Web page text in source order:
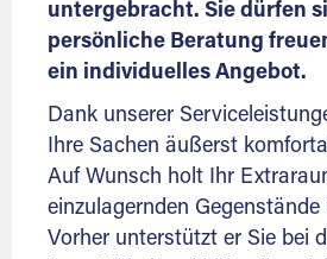
untergebracht. Sie dürfen
persönliche Beratung
ein individuelles Angebot.
Dank unserer
Ihre Sachen äußerst
Auf Wunsch holt Ihr
einzulagernden Gegenstände
Vorher unterstützt er Sie bei